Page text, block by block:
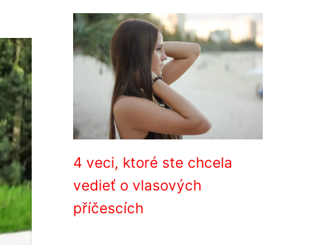
4 veci, ktoré ste chcela
vedieť o vlasových
příčescích